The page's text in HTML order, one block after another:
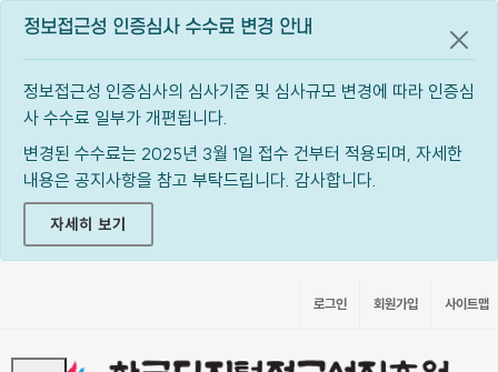
정보접근성 인증심사 수수료 변경 안내
정보접근성 인증심사의 심사기준 및 심사규모 변경에 따라 인증심
사 수수료 일부가 개편됩니다.
변경된 수수료는 2025년 3월 1일 접수 건부터 적용되며, 자세한
내용은 공지사항을 참고 부탁드립니다. 감사합니다.
자세히 보기
공지
로그인 회원가입 사이트맵